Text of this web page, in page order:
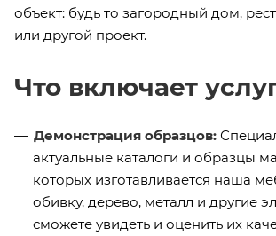
объект: будь то загородный дом,
или другой проект.
Что включает
Демонстрация образцов:
актуальные каталоги и образцы
которых изготавливается наша
обивку, дерево, металл и другие
сможете увидеть и оценить их